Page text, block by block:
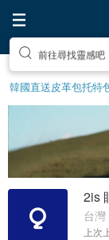
前往尋找靈感吧
韓國直送皮革包托特
2is
台
上次